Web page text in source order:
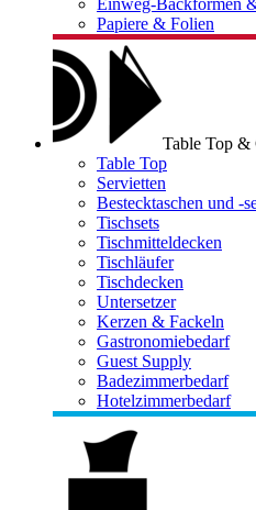
Einweg-Backformen
Papiere & Folien
Table Top &
Table Top
Servietten
Bestecktaschen und -
Tischsets
Tischmitteldecken
Tischläufer
Tischdecken
Untersetzer
Kerzen & Fackeln
Gastronomiebedarf
Guest Supply
Badezimmerbedarf
Hotelzimmerbedarf